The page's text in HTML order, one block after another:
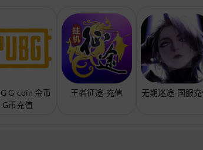
G-coin 金币
G币充值
王者征途-充值 无期迷途-国服充